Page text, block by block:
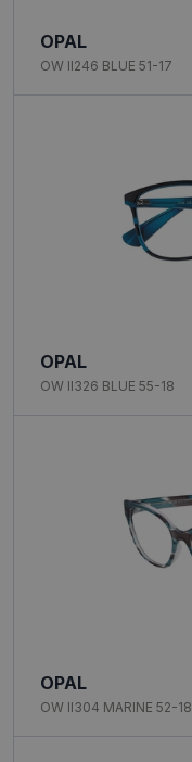
OPAL
OW II246 BLUE 51-17
OPAL
OW II326 BLUE 55-18
OPAL
OW II304 MARINE 52-18